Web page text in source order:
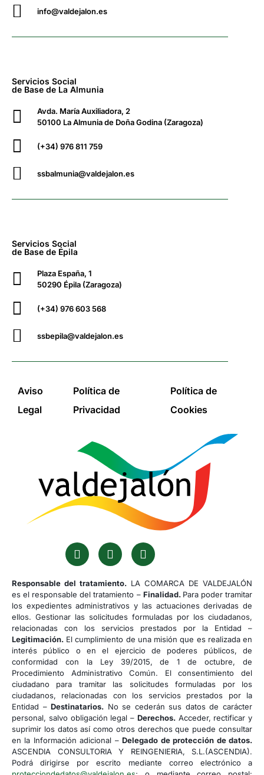
info@valdejalon.es
Servicios Social
de Base de La Almunia
Avda. María Auxiliadora, 2
50100 La Almunia de Doña Godina (Zaragoza)
(+34) 976 811 759
ssbalmunia@valdejalon.es
Servicios Social
de Base de Épila
Plaza España, 1
50290 Épila (Zaragoza)
(+34) 976 603 568
ssbepila@valdejalon.es
Aviso
Legal
Política de
Privacidad
Política de
Cookies
Responsable del tratamiento. LA COMARCA DE VALDEJALÓN
es el responsable del tratamiento – Finalidad. Para poder tramitar
los expedientes administrativos y las actuaciones derivadas de
ellos. Gestionar las solicitudes formuladas por los ciudadanos,
relacionadas con los servicios prestados por la Entidad –
Legitimación. El cumplimiento de una misión que es realizada en
interés público o en el ejercicio de poderes públicos, de
conformidad con la Ley 39/2015, de 1 de octubre, de
Procedimiento Administrativo Común. El consentimiento del
ciudadano para tramitar las solicitudes formuladas por los
ciudadanos, relacionadas con los servicios prestados por la
Entidad –Destinatarios. No se cederán sus datos de carácter
personal, salvo obligación legal – Derechos.Acceder, rectificar y
suprimir los datos así como otros derechos que puede consultar
en la Información adicional –Delegado de protección de datos.
ASCENDIA CONSULTORIA Y REINGENIERIA, S.L.(ASCENDIA).
Podrá dirigirse por escrito mediante correo electrónico a